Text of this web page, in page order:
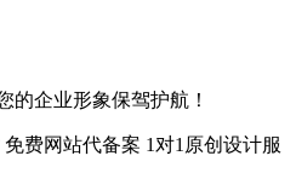
的企业形象保驾护航！
免费网站代备案 1对1原创设计服